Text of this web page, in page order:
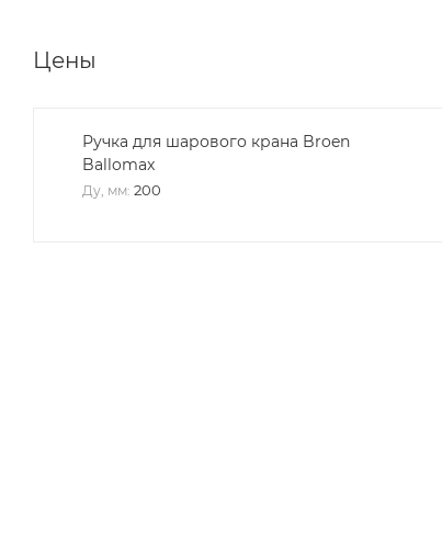
Цены
Ручка для шарового крана Broen
Ballomax
Ду, мм: 200